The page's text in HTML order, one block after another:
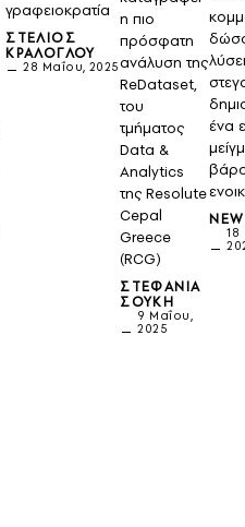
γραφειοκρατία
ΣΤΈΛΙΟΣ
ΚΡΆΛΟΓΛΟΥ
28 Μαΐου, 2025
η πιο
πρόσφατη
ανάλυση της
ReDataset,
του
τμήματος
Data &
Analytics
της Resolute
Cepal
Greece
(RCG)
ΣΤΕΦΑΝΊΑ
ΣΟΎΚΗ
9 Μαΐου,
2025
ένα
18